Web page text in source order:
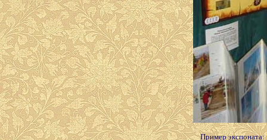
Пример экспоната: